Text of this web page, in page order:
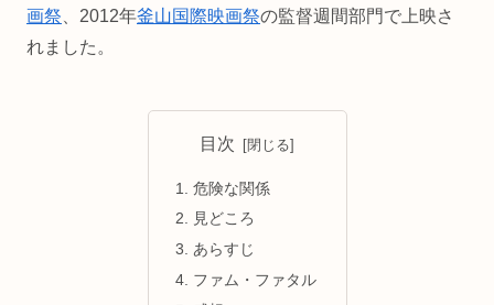
画祭 、2012年釜山国際映画祭の監督週間部門で上映さ
れました。
目次
危険な関係
見どころ
あらすじ
ファム・ファタル